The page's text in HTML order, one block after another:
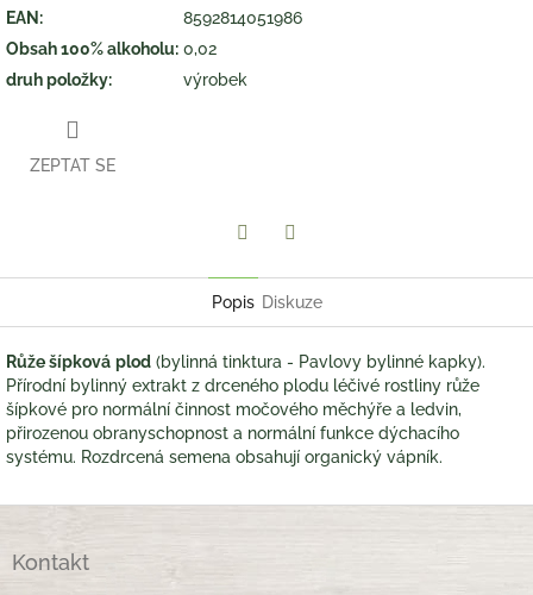
EAN :
8592814051986
Obsah 100% alkoholu: 0,02
druh položky: výrobek
ZEPTAT SE
Popis Diskuze
Růže šípková plod (bylinná tinktura - Pavlovy bylinné kapky).
Přírodní bylinný extrakt z drceného plodu léčivé rostliny růže
šípkové pro normální činnost močového měchýře a ledvin,
přirozenou obranyschopnost a normální funkce dýchacího
systému. Rozdrcená semena obsahují organický vápník.
Kontakt